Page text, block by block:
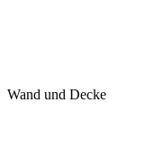
Wand und Decke